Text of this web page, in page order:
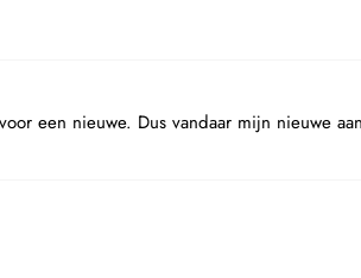
een nieuwe. Dus vandaar mijn nieuwe